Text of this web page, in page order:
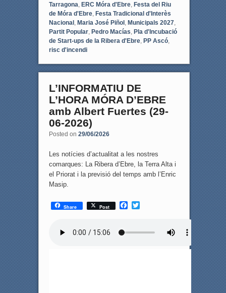
Tarragona, ERC Móra d'Ebre, Festa del Riu
de Móra d'Ebre, Festa Tradicional d'Interès
Nacional , Maria José Piñol , Municipals 2027,
Partit Popular, Pedro Macías, Pla d'Incubació
de Start-ups de la Ribera d'Ebre, PP Ascó,
risc d'incendi
L’INFORMATIU DE
L’HORA MÓRA D’EBRE
amb Albert Fuertes (29-
06-2026)
Posted on 29/06/2026
Les notícies d’actualitat a les nostres
comarques: La Ribera d’Ebre, la Terra Alta i
el Priorat i la previsió del temps amb l’Enric
Masip.
Share Post
F
T